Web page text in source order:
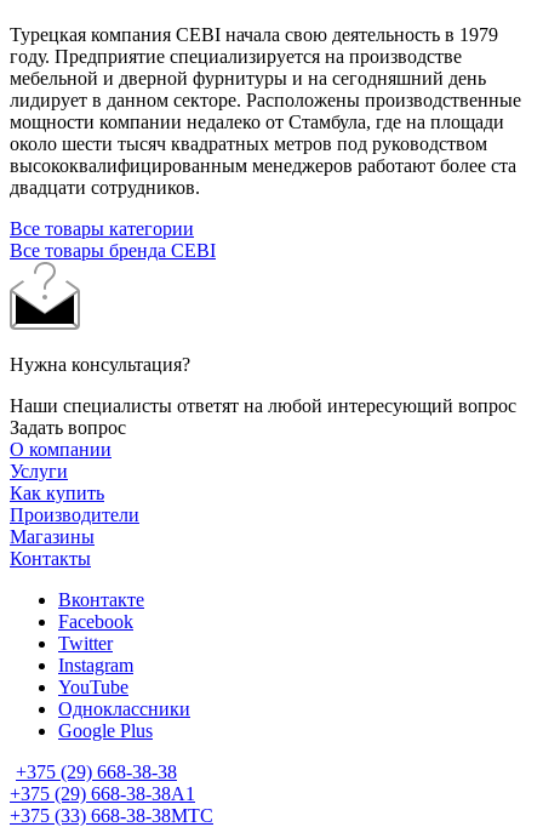
Турецкая компания CEBI начала свою деятельность в 1979
году. Предприятие специализируется на производстве
мебельной и дверной фурнитуры и на сегодняшний день
лидирует в данном секторе. Расположены производственные
мощности компании недалеко от Стамбула, где на площади
около шести тысяч квадратных метров под руководством
высококвалифицированным менеджеров работают более ста
двадцати сотрудников.
Все товары категории
Все товары бренда CEBI
Нужна консультация?
Наши специалисты ответят на любой интересующий вопрос
Задать вопрос
О компании
Услуги
Как купить
Производители
Магазины
Контакты
Вконтакте
Facebook
Twitter
Instagram
YouTube
Одноклассники
Google Plus
+375 (29) 668-38-38
+375 (29) 668-38-38A1
+375 (33) 668-38-38МТС